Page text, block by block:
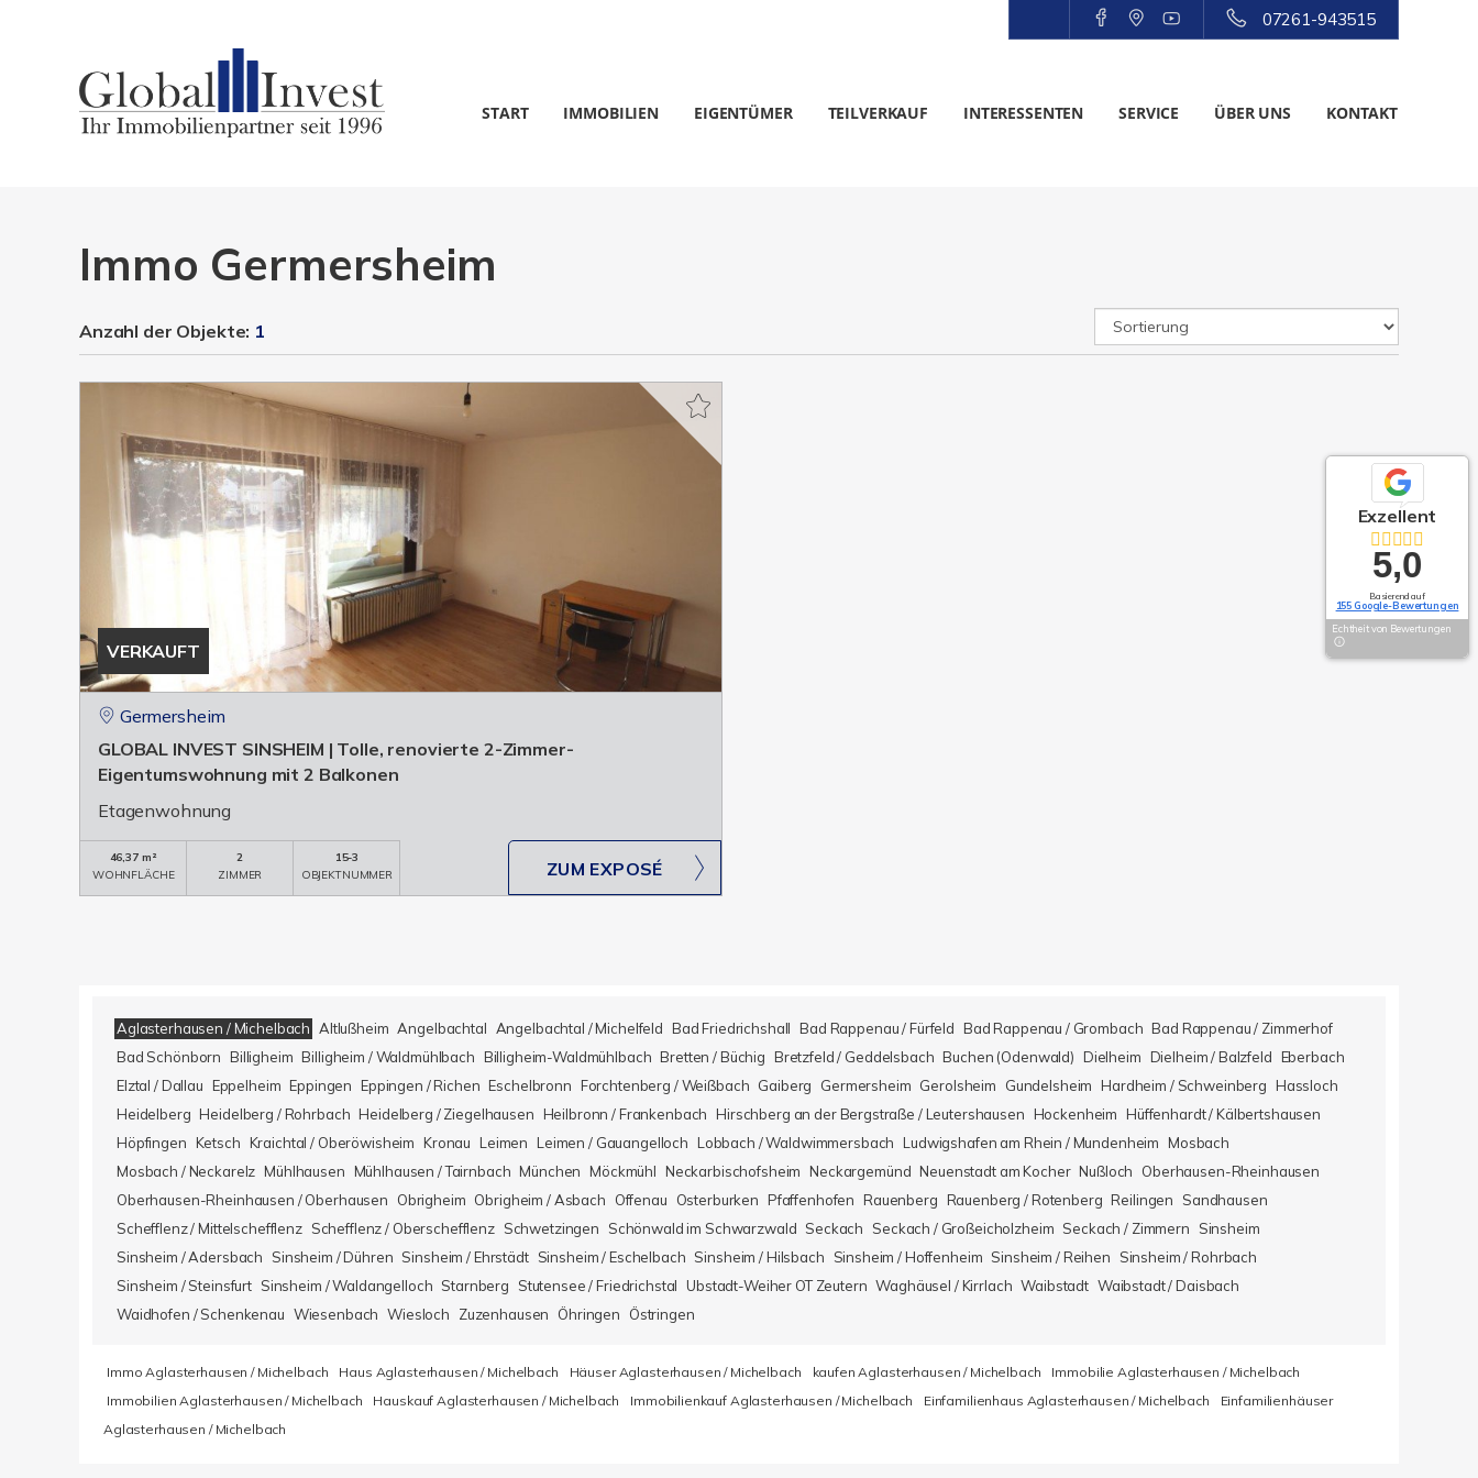
07261-943515
START IMMOBILIEN EIGENTÜMER TEILVERKAUF INTERESSENTEN SERVICE ÜBER UNS KONTAKT
Immo Germersheim
Anzahl der Objekte: 1
VERKAUFT
Germersheim
GLOBAL INVEST SINSHEIM | Tolle, renovierte 2-Zimmer-
Eigentumswohnung mit 2 Balkonen
Etagenwohnung
46,37 m²
WOHNFLÄCHE
2
ZIMMER
15-3
OBJEKTNUMMER
ZUM EXPOSÉ
Aglasterhausen / Michelbach Altlußheim Angelbachtal Angelbachtal / Michelfeld Bad Friedrichshall Bad Rappenau / Fürfeld Bad Rappenau / Grombach Bad Rappenau / Zimmerhof
Bad Schönborn Billigheim Billigheim / Waldmühlbach Billigheim-Waldmühlbach Bretten / Büchig Bretzfeld / Geddelsbach Buchen (Odenwald) Dielheim Dielheim / Balzfeld Eberbach
Elztal / Dallau Eppelheim Eppingen Eppingen / Richen Eschelbronn Forchtenberg / Weißbach Gaiberg Germersheim Gerolsheim Gundelsheim Hardheim / Schweinberg Hassloch
Heidelberg Heidelberg / Rohrbach Heidelberg / Ziegelhausen Heilbronn / Frankenbach Hirschberg an der Bergstraße / Leutershausen Hockenheim Hüffenhardt / Kälbertshausen
Höpfingen Ketsch Kraichtal / Oberöwisheim Kronau Leimen Leimen / Gauangelloch Lobbach / Waldwimmersbach Ludwigshafen am Rhein / Mundenheim Mosbach
Mosbach / Neckarelz Mühlhausen Mühlhausen / Tairnbach München Möckmühl Neckarbischofsheim Neckargemünd Neuenstadt am Kocher Nußloch
Oberhausen-Rheinhausen
Oberhausen-Rheinhausen / Oberhausen
Obrigheim Obrigheim / Asbach Offenau Osterburken Pfaffenhofen Rauenberg Rauenberg / Rotenberg Reilingen
Sandhausen
Schefflenz / Mittelschefflenz Schefflenz / Oberschefflenz Schwetzingen Schönwald im Schwarzwald Seckach Seckach / Großeicholzheim Seckach / Zimmern
Sinsheim
Sinsheim / Adersbach
Sinsheim / Dühren Sinsheim / Ehrstädt Sinsheim / Eschelbach Sinsheim / Hilsbach Sinsheim / Hoffenheim Sinsheim / Reihen
Sinsheim / Rohrbach
Sinsheim / Steinsfurt Sinsheim / Waldangelloch Starnberg Stutensee / Friedrichstal Ubstadt-Weiher OT Zeutern Waghäusel / Kirrlach Waibstadt Waibstadt / Daisbach
Waidhofen / Schenkenau Wiesenbach Wiesloch Zuzenhausen Öhringen Östringen
Immo Aglasterhausen / Michelbach Haus Aglasterhausen / Michelbach Häuser Aglasterhausen / Michelbach kaufen Aglasterhausen / Michelbach
Immobilie Aglasterhausen / Michelbach
Immobilien Aglasterhausen / Michelbach
Hauskauf Aglasterhausen / Michelbach Immobilienkauf Aglasterhausen / Michelbach Einfamilienhaus Aglasterhausen / Michelbach
Einfamilienhäuser
Aglasterhausen / Michelbach
Exzellent
5,0
Basierend auf
155 Google-Bewertungen
Echtheit von Bewertungen